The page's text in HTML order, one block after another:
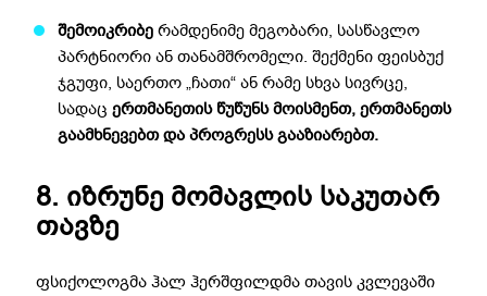
შემოიკრიბე რამდენიმე მეგობარი, სასწავლო
პარტნიორი ან თანამშრომელი. შექმენი ფეისბუქ
ჯგუფი, საერთო „ჩათი“ ან რამე სხვა სივრცე,
სადაც ერთმანეთის წუწუნს მოისმენთ, ერთმანეთს
გაამხნევებთ და პროგრესს გააზიარებთ.
8. იზრუნე მომავლის საკუთარ
თავზე
ფსიქოლოგმა ჰალ ჰერშფილდმა თავის კვლევაში